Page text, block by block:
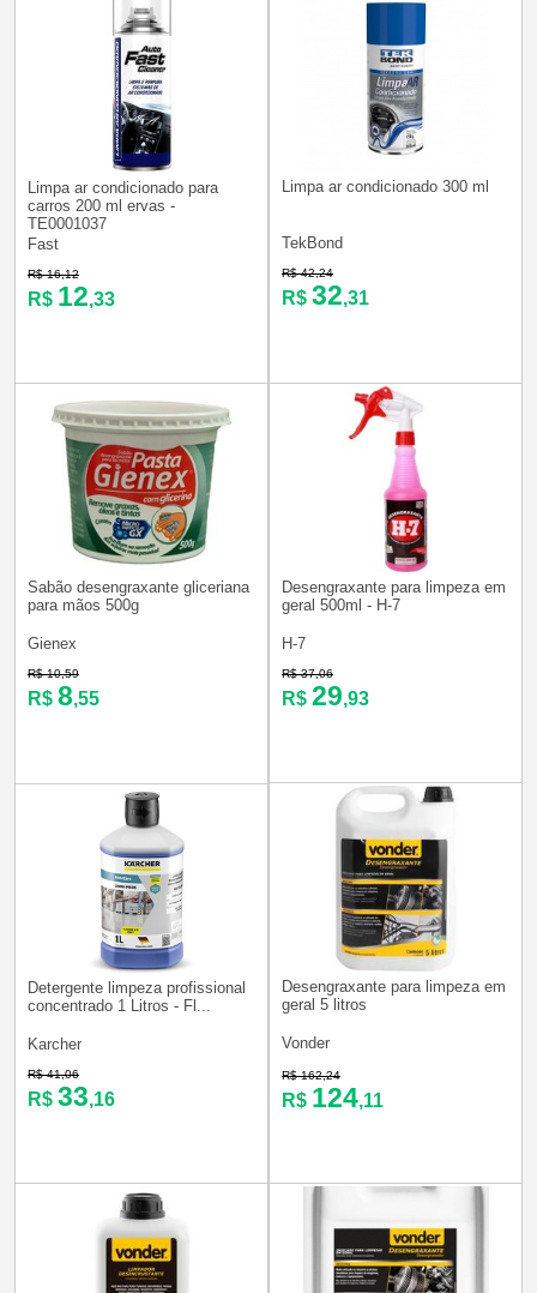
Limpa ar condicionado para
carros 200 ml ervas -
TE0001037
Fast
R$ 16,12
R$ 12,33
Limpa ar condicionado 300 ml
TekBond
R$ 42,24
R$ 32,31
Sabão desengraxante gliceriana
para mãos 500g
Gienex
R$ 10,59
R$ 8,55
Desengraxante para limpeza em
geral 500ml - H-7
H-7
R$ 37,06
R$ 29,93
Detergente limpeza profissional
concentrado 1 Litros - Fl...
Karcher
R$ 41,06
R$ 33,16
Desengraxante para limpeza em
geral 5 litros
Vonder
R$ 162,24
R$ 124,11